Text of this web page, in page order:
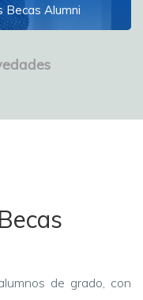
Becas Alumni
personal
de grado, con